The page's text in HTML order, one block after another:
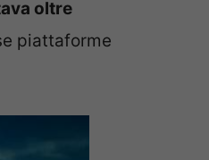
oltre
piattaforme